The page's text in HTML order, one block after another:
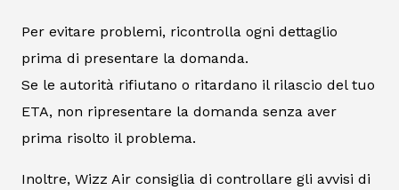
Per evitare problemi, ricontrolla ogni dettaglio
prima di presentare la domanda.
Se le autorità rifiutano o ritardano il rilascio del tuo
ETA, non ripresentare la domanda senza aver
prima risolto il problema.
Inoltre, Wizz Air consiglia di controllare gli avvisi di